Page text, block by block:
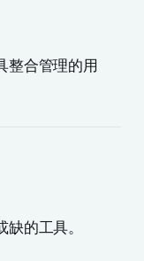
整合管理的用
的工具。